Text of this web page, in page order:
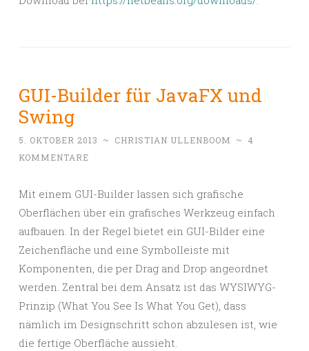
GUI-Builder für JavaFX und
Swing
5. OKTOBER 2013 ~ CHRISTIAN ULLENBOOM ~
4
KOMMENTARE
Mit einem GUI-Builder lassen sich grafische
Oberflächen über ein grafisches Werkzeug einfach
aufbauen. In der Regel bietet ein GUI-Bilder eine
Zeichenfläche und eine Symbolleiste mit
Komponenten, die per Drag and Drop angeordnet
werden. Zentral bei dem Ansatz ist das WYSIWYG-
Prinzip (What You See Is What You Get), dass
nämlich im Designschritt schon abzulesen ist, wie
die fertige Oberfläche aussieht.